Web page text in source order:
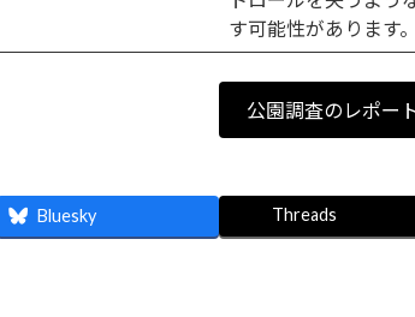
す可能性があります。
公園調査のレポー
Bluesky Threads